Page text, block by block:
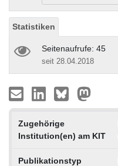
Statistiken
Seitenaufrufe: 45
seit 28.04.2018
Zugehörige
Institution(en) am KIT
Publikationstyp